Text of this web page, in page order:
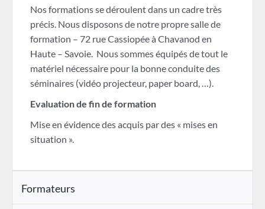
Nos formations se déroulent dans un cadre très
précis. Nous disposons de notre propre salle de
formation – 72 rue Cassiopée à Chavanod en
Haute – Savoie. Nous sommes équipés de tout le
matériel nécessaire pour la bonne conduite des
séminaires (vidéo projecteur, paper board, …).
Evaluation de fin de formation
Mise en évidence des acquis par des « mises en
situation ».
Formateurs